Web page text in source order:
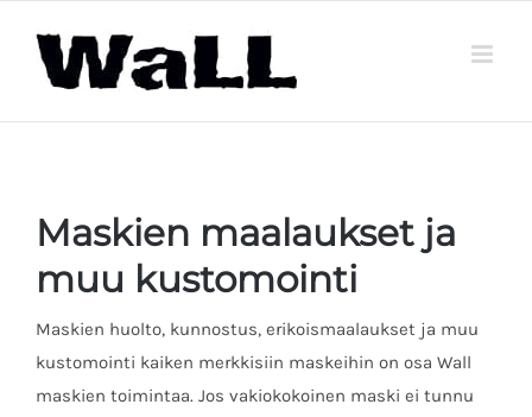
content
Maskien maalaukset ja
muu kustomointi
Maskien huolto, kunnostus, erikoismaalaukset ja muu
kustomointi kaiken merkkisiin maskeihin on osa Wall
maskien toimintaa. Jos vakiokokoinen maski ei tunnu